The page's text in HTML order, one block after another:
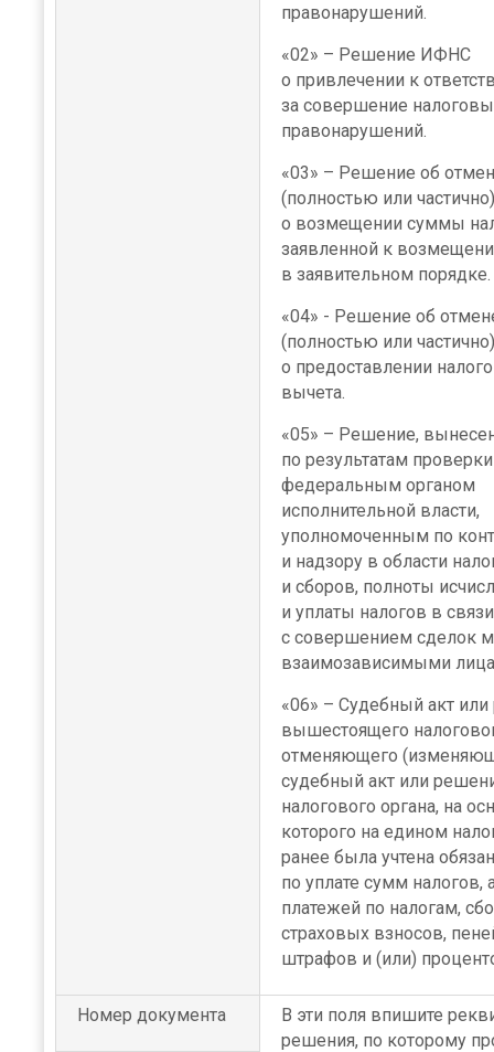
правонарушений.
«02» – Решение ИФНС
о привлечении к
за совершение
правонарушений.
«03» – Решение об
(полностью или
о возмещении суммы
заявленной к
в заявительном порядке.
«04» - Решение об
(полностью или
о предоставлении
вычета.
«05» – Решение,
по результатам проверки
федеральным органом
исполнительной власти,
уполномоченным по
и надзору в области
и сборов, полноты
и уплаты налогов в связи
с совершением сделок
взаимозависимыми
«06» – Судебный акт
вышестоящего
отменяющего
судебный акт или
налогового органа, на
которого на едином
ранее была учтена
по уплате сумм налогов,
платежей по налогам,
страховых взносов,
штрафов и (или)
Номер документа
В эти поля впишите
решения, по которому